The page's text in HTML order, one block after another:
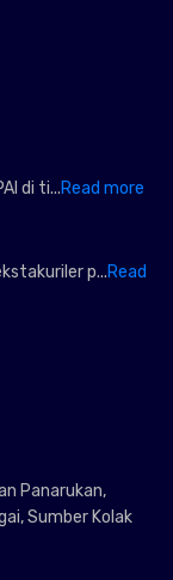
di ti...Read more
p...Read
Panarukan,
Sumber Kolak